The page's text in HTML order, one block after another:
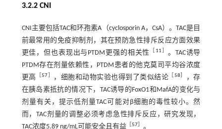
3.2.2 CNI
CNI主要包括TAC和环孢素A（cyclosporin A，CsA）。TAC是目
前最常用的免疫抑制剂，其在预防急性排斥反应方面效果
更佳，但也表现出与PTDM更强的相关性
11
。TAC诱导
PTDM存在剂量依赖性，PTDM患者的他克莫司平均谷浓度
更高
［57 ，细胞和动物实验也得到了类似结论 58
，存
在胰岛素抵抗的情况下，TAC诱导的FoxO1和MafA的变化与
剂量有关，提示低剂量TAC可能对β细胞的毒性较小。然
而，TAC剂量的调整必须考虑急性排斥反应，研究发现，
TAC浓度5.89 ng/mL可能安全且有益
57］ 。